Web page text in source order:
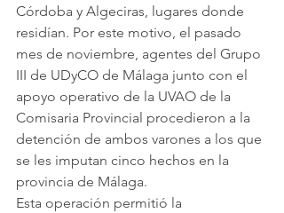
Córdoba y Algeciras, lugares donde
residían. Por este motivo, el pasado
mes de noviembre, agentes del Grupo
III de UDyCO de Málaga junto con el
apoyo operativo de la UVAO de la
Comisaria Provincial procedieron a la
detención de ambos varones a los que
se les imputan cinco hechos en la
provincia de Málaga.
Esta operación permitió la